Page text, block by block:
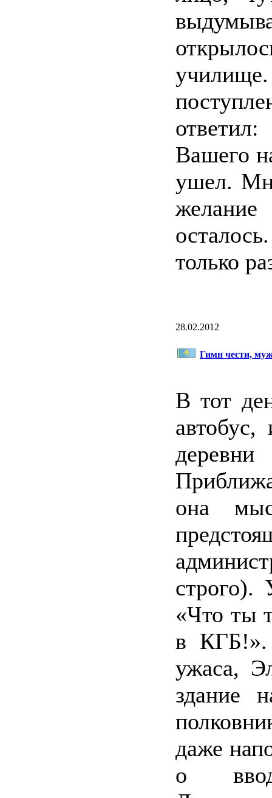
Вашего
ушел.
желание
только
28.02.2012
Гимн чести,
В тот
она
строго).
«Что ты
в КГБ!».
ужаса,
здание
даже
о